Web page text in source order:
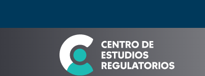
Seleccione país